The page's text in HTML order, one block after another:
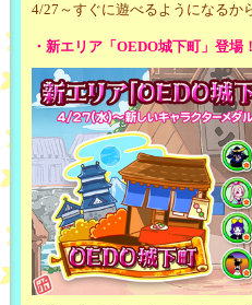
4/27～すぐに遊べるようになるか
・新エリア「OEDO城下町」登場！